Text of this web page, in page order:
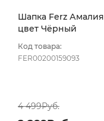
Шапка Ferz Амалия
цвет Чёрный
Код товара:
FER00200159093
4 499Руб.